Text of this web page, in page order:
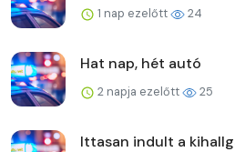
1 nap ezelőtt 24
Hat nap, hét autó
2 napja ezelőtt 25
Ittasan indult a